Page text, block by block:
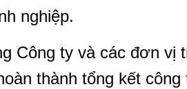
nghiệp.
Công ty và các đơn vị
thành tổng kết